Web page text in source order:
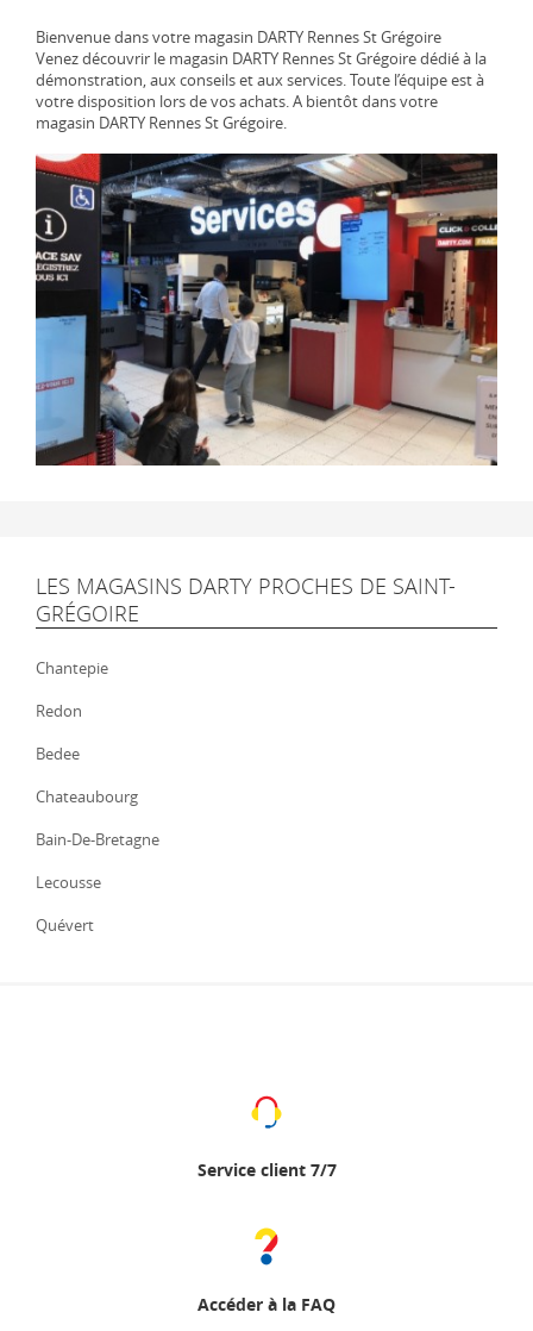
Bienvenue dans votre magasin DARTY Rennes St Grégoire
Venez découvrir le magasin DARTY Rennes St Grégoire dédié à la
démonstration, aux conseils et aux services. Toute l’équipe est à
votre disposition lors de vos achats. A bientôt dans votre
magasin DARTY Rennes St Grégoire.
LES MAGASINS DARTY PROCHES DE SAINT-
GRÉGOIRE
Chantepie
Redon
Bedee
Chateaubourg
Bain-De-Bretagne
Lecousse
Quévert
Service client 7/7
Accéder à la FAQ